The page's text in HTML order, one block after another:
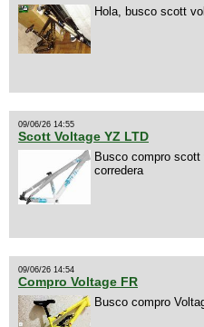
Hola, busco scott
09/06/26 14:55
Scott Voltage YZ LTD
Busco compro
corredera
09/06/26 14:54
Compro Voltage FR
Busco compro